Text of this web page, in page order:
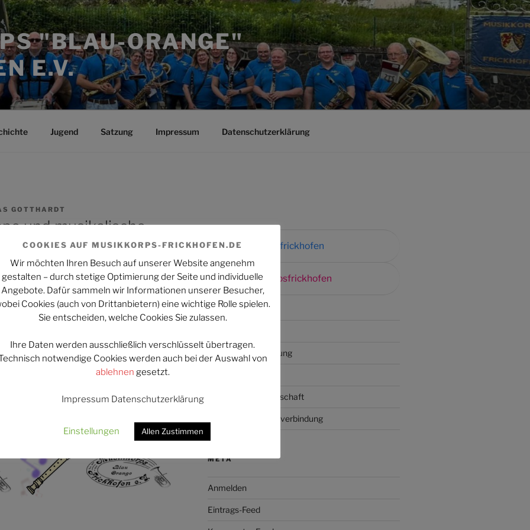
"BLAU-ORANGE"
E.V.
Jugend Satzung Impressum Datenschutzerklärung
GOTTHARDT
und musikalische
musikkorpsfrickhofen
@musikkorpsfrickhofen
Datenschutzerklärung
Antrag auf Mitgliedschaft
Anschrift und Bankverbindung
META
Anmelden
Eintrags-Feed
COOKIES AUF MUSIKKORPS-FRICKHOFEN.DE
Wir möchten Ihren Besuch auf unserer Website angenehm
gestalten – durch stetige Optimierung der Seite und individuelle
Angebote. Dafür sammeln wir Informationen unserer Besucher,
Cookies (auch von Drittanbietern) eine wichtige Rolle spielen.
Sie entscheiden, welche Cookies Sie zulassen.
Ihre Daten werden ausschließlich verschlüsselt übertragen.
notwendige Cookies werden auch bei der Auswahl von
ablehnen gesetzt.
Impressum Datenschutzerklärung
Einstellungen Allen Zustimmen